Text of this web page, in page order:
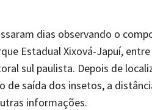
dias observando o
Estadual Xixová-Japuí,
sul paulista. Depois de
de saída dos insetos, a
informações.